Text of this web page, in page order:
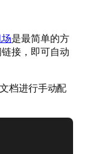
是最简单的方
接，即可自动
档进行手动配